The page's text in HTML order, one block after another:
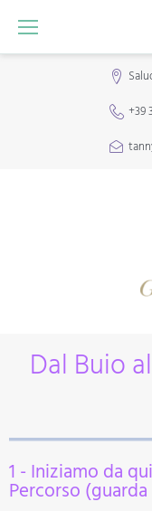
+39
Dal Buio
1 - Iniziamo da
Percorso